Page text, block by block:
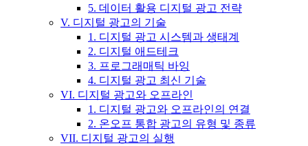
5. 데이터 활용 디지털 광고 전략
V. 디지털 광고의 기술
1. 디지털 광고 시스템과 생태계
2. 디지털 애드테크
3. 프로그래매틱 바잉
4. 디지털 광고 최신 기술
VI. 디지털 광고와 오프라인
1. 디지털 광고와 오프라인의 연결
2. 온오프 통합 광고의 유형 및 종류
VII. 디지털 광고의 실행